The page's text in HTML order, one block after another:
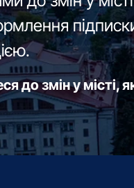
до змін у місті,